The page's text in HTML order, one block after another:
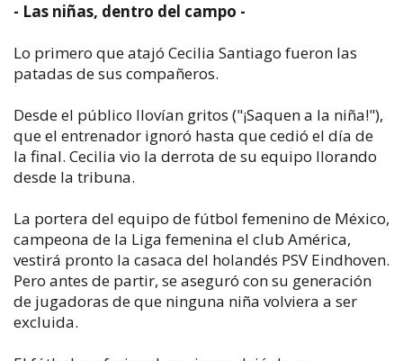
- Las niñas, dentro del campo -
Lo primero que atajó Cecilia Santiago fueron las
patadas de sus compañeros.
Desde el público llovían gritos ("¡Saquen a la niña!"),
que el entrenador ignoró hasta que cedió el día de
la final. Cecilia vio la derrota de su equipo llorando
desde la tribuna.
La portera del equipo de fútbol femenino de México,
campeona de la Liga femenina el club América,
vestirá pronto la casaca del holandés PSV Eindhoven.
Pero antes de partir, se aseguró con su generación
de jugadoras de que ninguna niña volviera a ser
excluida.